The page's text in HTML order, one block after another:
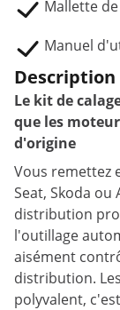
Mallette
Manuel
Le kit de
que les
d'origine
Vous remettez
Seat, Skoda ou
distribution
l'outillage
aisément
distribution.
polyvalent,